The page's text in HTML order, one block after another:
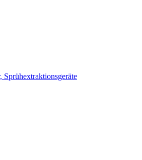
Sprühextraktionsgeräte